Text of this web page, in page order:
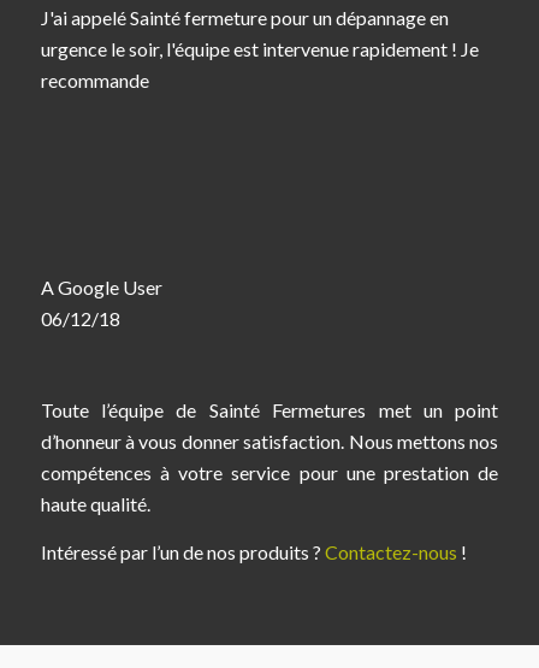
J'ai appelé Sainté fermeture pour un dépannage en
urgence le soir, l'équipe est intervenue rapidement ! Je
recommande
A Google User
06/12/18
Toute l’équipe de Sainté Fermetures met un point
d’honneur à vous donner satisfaction. Nous mettons nos
compétences à votre service pour une prestation de
haute qualité.
Intéressé par l’un de nos produits ? Contactez-nous !